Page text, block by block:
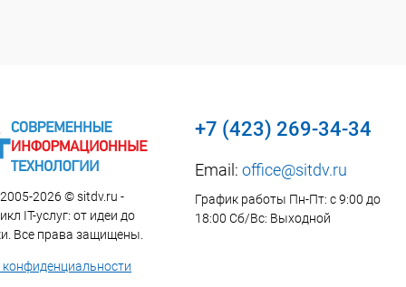
2026 © sitdv.ru -
IT-услуг: от идеи до
Все права защищены.
+7 (423) 269-34-34
Email: office@sitdv.ru
График работы Пн-Пт: с 9:00 до
18:00 Сб/Вс: Выходной